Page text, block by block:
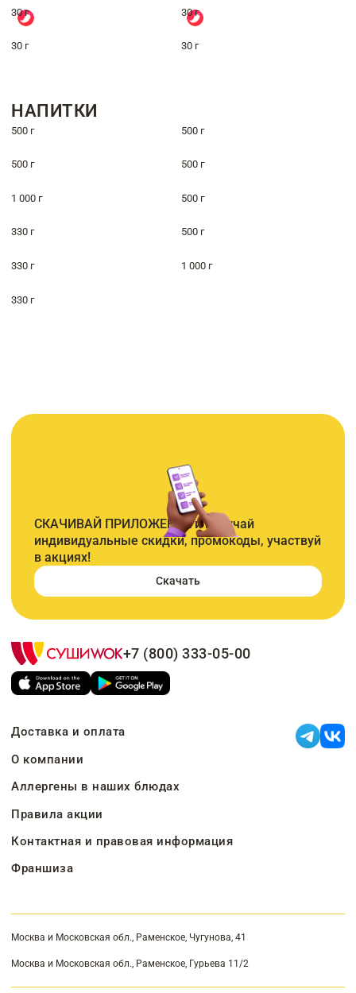
30 г 30 г
30 г 30 г
НАПИТКИ
500 г 500 г
500 г 500 г
1 000 г 500 г
330 г 500 г
330 г 1 000 г
330 г
СКАЧИВАЙ ПРИЛОЖЕНИЕ и получай
индивидуальные скидки, промокоды, участвуй
в акциях!
Скачать
+7 (800) 333-05-00
Доставка и оплата
О компании
Аллергены в наших блюдах
Правила акции
Контактная и правовая информация
Франшиза
Москва и Московская обл., Раменское, Чугунова, 41
Москва и Московская обл., Раменское, Гурьева 11/2